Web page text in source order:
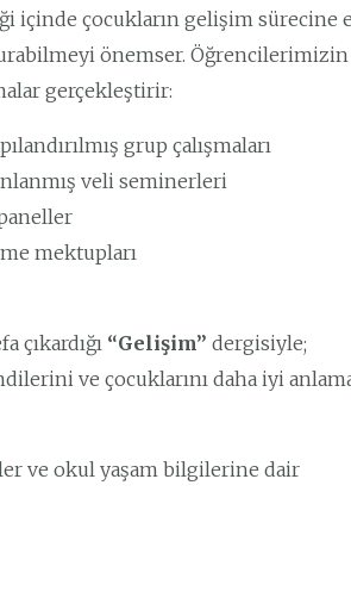
içinde çocukların gelişim sürecine
önemser. Öğrencilerimizin
gerçekleştirir:
grup çalışmaları
veli seminerleri
mektupları
çıkardığı “Gelişim” dergisiyle;
ve çocuklarını daha iyi
ve okul yaşam bilgilerine dair